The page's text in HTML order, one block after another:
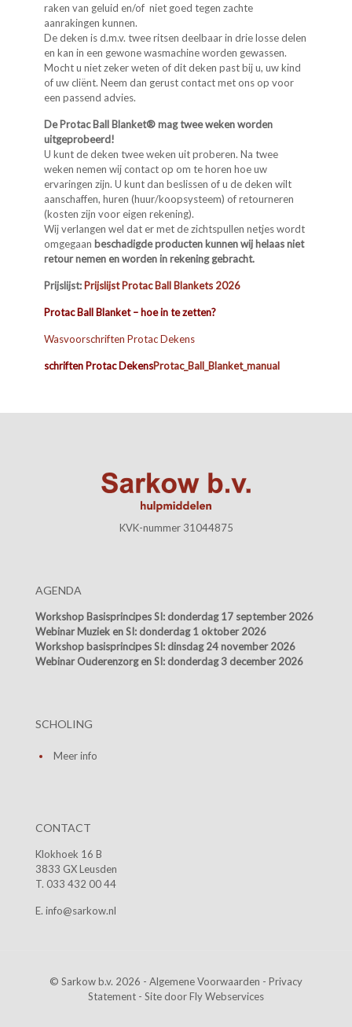
raken van geluid en/of niet goed tegen zachte
aanrakingen kunnen.
De deken is d.m.v. twee ritsen deelbaar in drie losse delen
en kan in een gewone wasmachine worden gewassen.
Mocht u niet zeker weten of dit deken past bij u, uw kind
of uw cliënt. Neem dan gerust contact met ons op voor
een passend advies.
De Protac Ball Blanket® mag twee weken worden
uitgeprobeerd!
U kunt de deken twee weken uit proberen. Na twee
weken nemen wij contact op om te horen hoe uw
ervaringen zijn. U kunt dan beslissen of u de deken wilt
aanschaffen, huren (huur/koopsysteem) of retourneren
(kosten zijn voor eigen rekening).
Wij verlangen wel dat er met de zichtspullen netjes wordt
omgegaan beschadigde producten kunnen wij helaas niet
retour nemen en worden in rekening gebracht.
Prijslijst: Prijslijst Protac Ball Blankets 2026
Protac Ball Blanket – hoe in te zetten?
Wasvoorschriften Protac Dekens
schriften Protac DekensProtac_Ball_Blanket_manual
KVK-nummer 31044875
AGENDA
Workshop Basisprincipes SI: donderdag 17 september 2026
Webinar Muziek en SI: donderdag 1 oktober 2026
Workshop basisprincipes SI: dinsdag 24 november 2026
Webinar Ouderenzorg en SI: donderdag 3 december 2026
SCHOLING
Meer info
CONTACT
Klokhoek 16 B
3833 GX Leusden
T. 033 432 00 44
E. info@sarkow.nl
© Sarkow b.v. 2026 - Algemene Voorwaarden - Privacy
Statement - Site doorFly Webservices